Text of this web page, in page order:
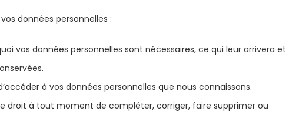
données personnelles :
vos données personnelles sont nécessaires, ce qui leur arrivera et
à vos données personnelles que nous connaissons.
droit à tout moment de compléter, corriger, faire supprimer ou